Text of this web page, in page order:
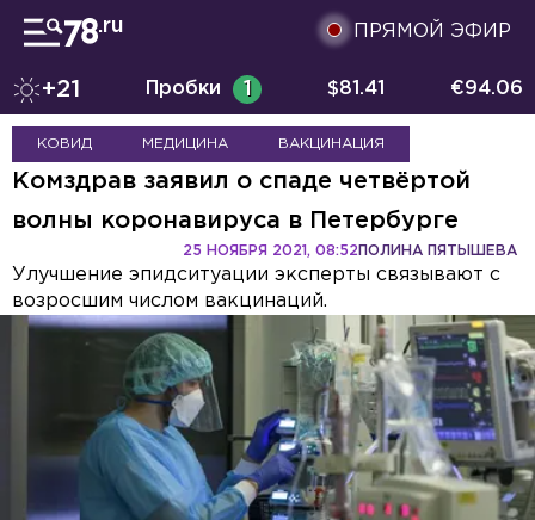
ПРЯМОЙ ЭФИР
+21 Пробки 1 $81.41 €94.06
КОВИД МЕДИЦИНА ВАКЦИНАЦИЯ
Комздрав заявил о спаде четвёртой
волны коронавируса в Петербурге
ПОЛИНА ПЯТЫШЕВА
25 НОЯБРЯ 2021, 08:52
Улучшение эпидситуации эксперты связывают с
возросшим числом вакцинаций.